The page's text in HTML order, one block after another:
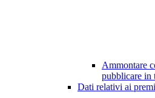
Ammontare
pubblicare in
Dati relativi ai premi